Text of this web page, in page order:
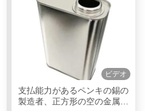
ビデオ
支払能力があるペンキの錫の
製造者、正方形の空の金属の